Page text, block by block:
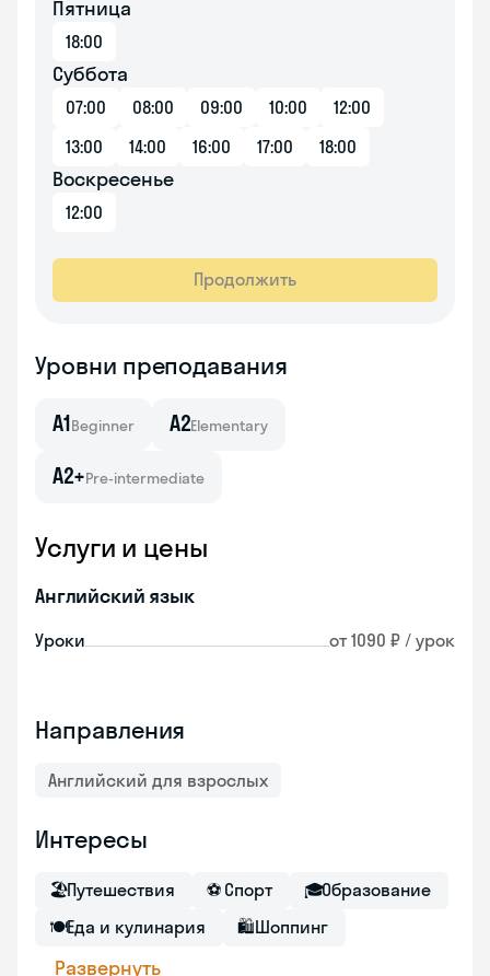
Пятница
18:00
Суббота
07:00 08:00 09:00 10:00
12:00
13:00
14:00 16:00 17:00 18:00
Воскресенье
12:00
Продолжить
Уровни преподавания
A1Beginner A2Elementary
A2+Pre-intermediate
Услуги и цены
Английский язык
Уроки от 1090 ₽ / урок
Направления
Английский для взрослых
Интересы
🏖Путешествия ⚽ Спорт 🎓Образование
🍽Еда и кулинария 🛍Шоппинг
Развернуть